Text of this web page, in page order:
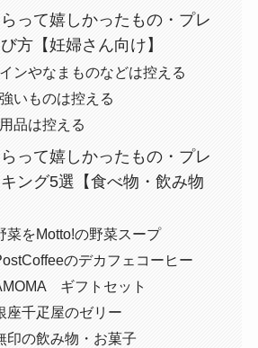
って嬉しかったもの・プレ
方【妊婦さん向け】
ンやなまものなどは控える
いものは控える
品は控える
って嬉しかったもの・プレ
ング5選【食べ物・飲み物
菜をMotto!の野菜スープ
のデカフェコーヒー
ギフトセット
座千疋屋のゼリー
印の飲み物・お菓子